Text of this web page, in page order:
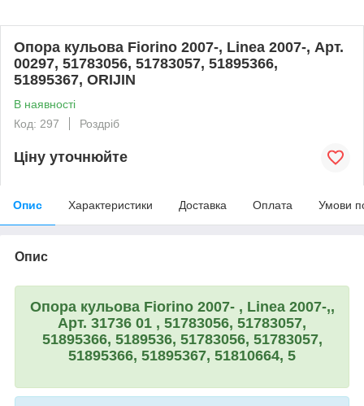
Опора кульова Fiorino 2007-, Linea 2007-, Арт.
00297, 51783056, 51783057, 51895366,
51895367, ORIJIN
В наявності
Код: 297
Роздріб
Ціну уточнюйте
Опис Характеристики Доставка Оплата Умови
Опис
Опора кульова Fiorino 2007- , Linea 2007-,,
Арт. 31736 01 , 51783056, 51783057,
51895366, 5189536, 51783056, 51783057,
51895366, 51895367, 51810664, 5